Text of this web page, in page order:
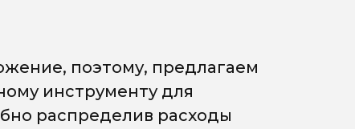
поэтому, предлагаем
инструменту для
распределив расходы